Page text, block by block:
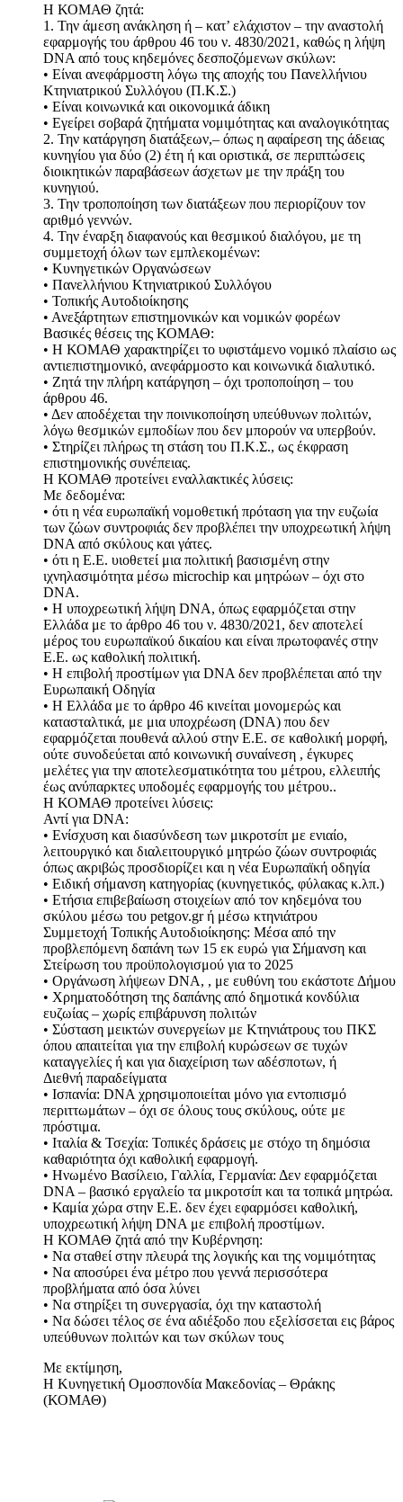
Η ΚΟΜΑΘ ζητά:
1. Την άμεση ανάκληση ή – κατ’ ελάχιστον – την αναστολή
εφαρμογής του άρθρου 46 του ν. 4830/2021, καθώς η λήψη
DNA από τους κηδεμόνες δεσποζόμενων σκύλων:
• Είναι ανεφάρμοστη λόγω της αποχής του Πανελλήνιου
Κτηνιατρικού Συλλόγου (Π.Κ.Σ.)
• Είναι κοινωνικά και οικονομικά άδικη
• Εγείρει σοβαρά ζητήματα νομιμότητας και αναλογικότητας
2. Την κατάργηση διατάξεων,– όπως η αφαίρεση της άδειας
κυνηγίου για δύο (2) έτη ή και οριστικά, σε περιπτώσεις
διοικητικών παραβάσεων άσχετων με την πράξη του
κυνηγιού.
3. Την τροποποίηση των διατάξεων που περιορίζουν τον
αριθμό γεννών.
4. Την έναρξη διαφανούς και θεσμικού διαλόγου, με τη
συμμετοχή όλων των εμπλεκομένων:
• Κυνηγετικών Οργανώσεων
• Πανελλήνιου Κτηνιατρικού Συλλόγου
• Τοπικής Αυτοδιοίκησης
• Ανεξάρτητων επιστημονικών και νομικών φορέων
Βασικές θέσεις της ΚΟΜΑΘ:
• Η ΚΟΜΑΘ χαρακτηρίζει το υφιστάμενο νομικό πλαίσιο ως
αντιεπιστημονικό, ανεφάρμοστο και κοινωνικά διαλυτικό.
• Ζητά την πλήρη κατάργηση – όχι τροποποίηση – του
άρθρου 46.
• Δεν αποδέχεται την ποινικοποίηση υπεύθυνων πολιτών,
λόγω θεσμικών εμποδίων που δεν μπορούν να υπερβούν.
• Στηρίζει πλήρως τη στάση του Π.Κ.Σ., ως έκφραση
επιστημονικής συνέπειας.
H ΚΟΜΑΘ προτείνει εναλλακτικές λύσεις:
Με δεδομένα:
• ότι η νέα ευρωπαϊκή νομοθετική πρόταση για την ευζωία
των ζώων συντροφιάς δεν προβλέπει την υποχρεωτική λήψη
DNA από σκύλους και γάτες.
• ότι η Ε.Ε. υιοθετεί μια πολιτική βασισμένη στην
ιχνηλασιμότητα μέσω microchip και μητρώων – όχι στο
DNA.
• Η υποχρεωτική λήψη DNA, όπως εφαρμόζεται στην
Ελλάδα με το άρθρο 46 του ν. 4830/2021, δεν αποτελεί
μέρος του ευρωπαϊκού δικαίου και είναι πρωτοφανές στην
Ε.Ε. ως καθολική πολιτική.
• Η επιβολή προστίμων για DNA δεν προβλέπεται από την
Ευρωπαική Οδηγία
• Η Ελλάδα με το άρθρο 46 κινείται μονομερώς και
κατασταλτικά, με μια υποχρέωση (DNA) που δεν
εφαρμόζεται πουθενά αλλού στην Ε.Ε. σε καθολική μορφή,
ούτε συνοδεύεται από κοινωνική συναίνεση , έγκυρες
μελέτες για την αποτελεσματικότητα του μέτρου, ελλειπής
έως ανύπαρκτες υποδομές εφαρμογής του μέτρου..
H ΚΟΜΑΘ προτείνει λύσεις:
Αντί για DNA:
• Ενίσχυση και διασύνδεση των μικροτσίπ με ενιαίο,
λειτουργικό και διαλειτουργικό μητρώο ζώων συντροφιάς
όπως ακριβώς προσδιορίζει και η νέα Ευρωπαϊκή οδηγία
• Ειδική σήμανση κατηγορίας (κυνηγετικός, φύλακας κ.λπ.)
• Ετήσια επιβεβαίωση στοιχείων από τον κηδεμόνα του
σκύλου μέσω του petgov.gr ή μέσω κτηνιάτρου
Συμμετοχή Τοπικής Αυτοδιοίκησης: Μέσα από την
προβλεπόμενη δαπάνη των 15 εκ ευρώ για Σήμανση και
Στείρωση του προϋπολογισμού για το 2025
• Οργάνωση λήψεων DNA, , με ευθύνη του εκάστοτε Δήμου
• Χρηματοδότηση της δαπάνης από δημοτικά κονδύλια
ευζωίας – χωρίς επιβάρυνση πολιτών
• Σύσταση μεικτών συνεργείων με Κτηνιάτρους του ΠΚΣ
όπου απαιτείται για την επιβολή κυρώσεων σε τυχών
καταγγελίες ή και για διαχείριση των αδέσποτων, ή
Διεθνή παραδείγματα
• Ισπανία: DNA χρησιμοποιείται μόνο για εντοπισμό
περιττωμάτων – όχι σε όλους τους σκύλους, ούτε με
πρόστιμα.
• Ιταλία & Τσεχία: Τοπικές δράσεις με στόχο τη δημόσια
καθαριότητα όχι καθολική εφαρμογή.
• Ηνωμένο Βασίλειο, Γαλλία, Γερμανία: Δεν εφαρμόζεται
DNA – βασικό εργαλείο τα μικροτσίπ και τα τοπικά μητρώα.
• Καμία χώρα στην Ε.Ε. δεν έχει εφαρμόσει καθολική,
υποχρεωτική λήψη DNA με επιβολή προστίμων.
Η ΚΟΜΑΘ ζητά από την Κυβέρνηση:
• Να σταθεί στην πλευρά της λογικής και της νομιμότητας
• Να αποσύρει ένα μέτρο που γεννά περισσότερα
προβλήματα από όσα λύνει
• Να στηρίξει τη συνεργασία, όχι την καταστολή
• Να δώσει τέλος σε ένα αδιέξοδο που εξελίσσεται εις βάρος
υπεύθυνων πολιτών και των σκύλων τους
Με εκτίμηση,
Η Κυνηγετική Ομοσπονδία Μακεδονίας – Θράκης
(ΚΟΜΑΘ)